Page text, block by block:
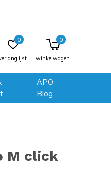
APO
Blog
0
winkelwagen
0
M click